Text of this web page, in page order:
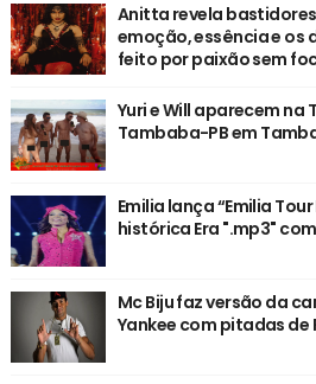
Anitta revela bastidores
emoção, essência e os
feito por paixão sem
Yuri e Will aparecem na
Tambaba-PB em
Emilia lança “Emilia
histórica Era ".mp3"
Mc Biju faz versão da
Yankee com pitadas de